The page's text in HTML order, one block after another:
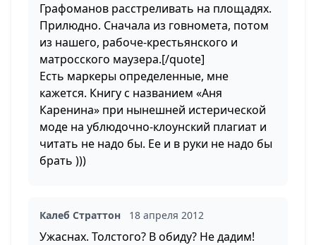
Графоманов расстреливать на площадях.
Прилюдно. Сначала из говномета, потом
из нашего, рабоче-крестьянского и
матросского маузера.[/quote]
Есть маркеры определенные, мне
кажется. Книгу с названием «Аня
Каренина» при нынешней истерической
моде на ублюдочно-клоунский плагиат и
читать не надо бы. Ее и в руки не надо бы
брать )))
Калеб Страттон 18 апреля 2012
Ужаснах. Толстого? В обиду? Не дадим!